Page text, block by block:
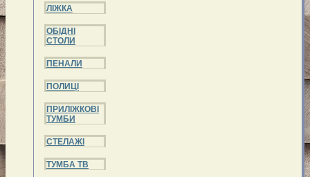
ЛІЖКА
ОБІДНІ
СТОЛИ
ПЕНАЛИ
ПОЛИЦІ
ПРИЛІЖКОВІ
ТУМБИ
СТЕЛАЖІ
ТУМБА ТВ